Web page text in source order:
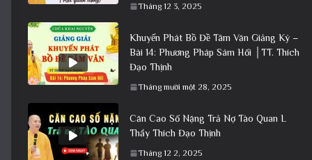
Tháng 12 3, 2025
Khuyến Phát Bồ Đề Tâm Văn Giảng Ký –
Bài 14: Phương Pháp Sám Hối │TT. Thích
Đạo Thịnh
Tháng mười một 28, 2025
Căn Cao Số Nặng Trả Nợ Tào Quan L
Thầy Thích Đạo Thịnh
Tháng 12 2, 2025